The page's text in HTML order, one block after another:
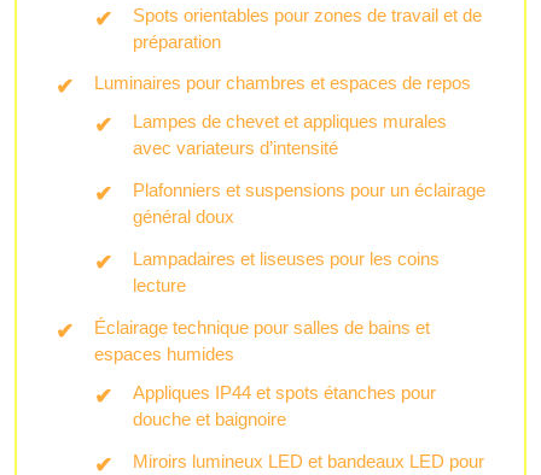
Spots orientables pour zones de travail et de
préparation
Luminaires pour chambres et espaces de repos
Lampes de chevet et appliques murales
avec variateurs d’intensité
Plafonniers et suspensions pour un éclairage
général doux
Lampadaires et liseuses pour les coins
lecture
Éclairage technique pour salles de bains et
espaces humides
Appliques IP44 et spots étanches pour
douche et baignoire
Miroirs lumineux LED et bandeaux LED pour